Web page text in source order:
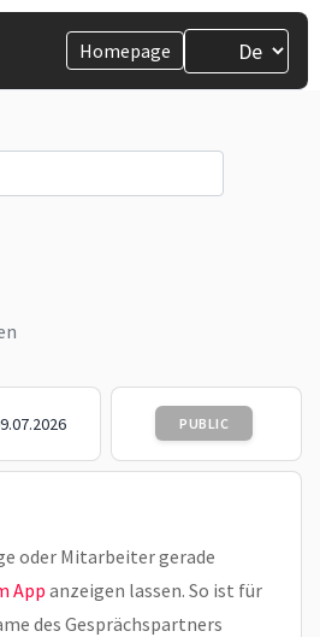
Homepage
PUBLIC
oder Mitarbeiter gerade
App anzeigen lassen. So ist für
des Gesprächspartners